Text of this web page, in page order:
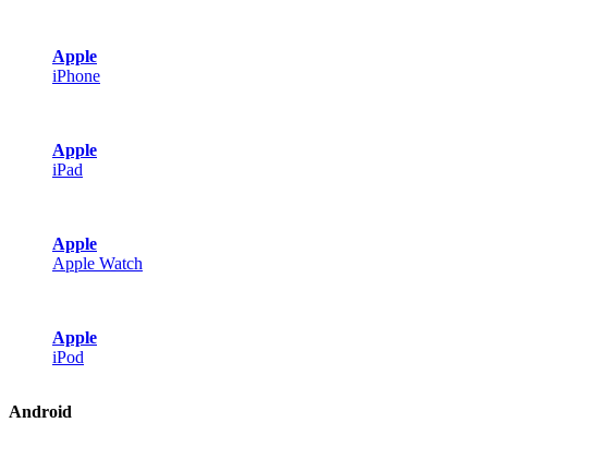
Apple
iPhone
Apple
iPad
Apple
Apple Watch
Apple
iPod
Android